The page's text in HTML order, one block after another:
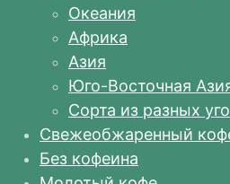
Океания
Африка
Азия
Юго-Восточная
Сорта из разных
Свежеобжаренный
Без кофеина